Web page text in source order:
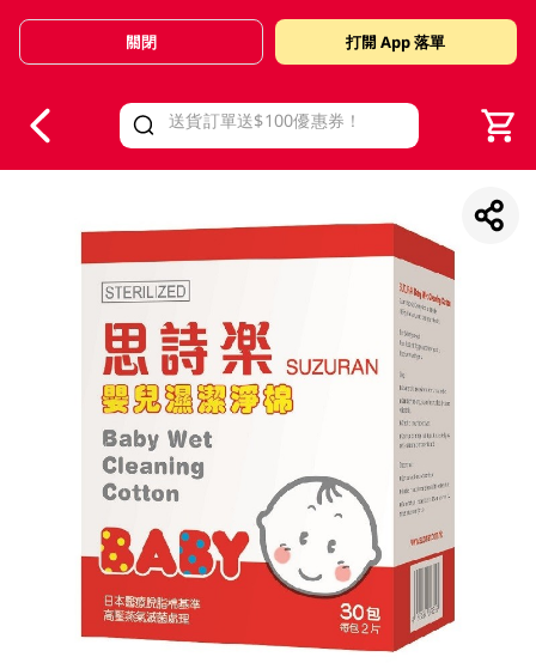
Valid Until 30 June 2026
關閉 打開 App 落單